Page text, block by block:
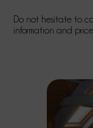
Do not hesitate to
information and